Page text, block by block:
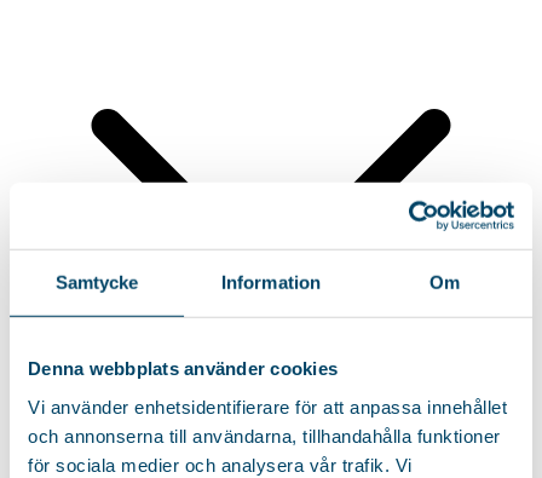
Samtycke Information Om
Denna webbplats använder cookies
Vi använder enhetsidentifierare för att anpassa innehållet
och annonserna till användarna, tillhandahålla funktioner
för sociala medier och analysera vår trafik. Vi